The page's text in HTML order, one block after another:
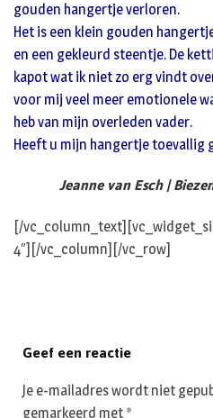
gouden hangertje verloren.
Het is een klein gouden
en een gekleurd steentje. De
kapot wat ik niet zo erg vindt
voor mij veel meer emotionele
heb van mijn overleden vader.
Heeft u mijn hangertje toevallig
Jeanne van Esch |
[/
4″][/vc_column][/vc_row]
Geef een reactie
Je e-mailadres wordt niet
gemarkeerd met *